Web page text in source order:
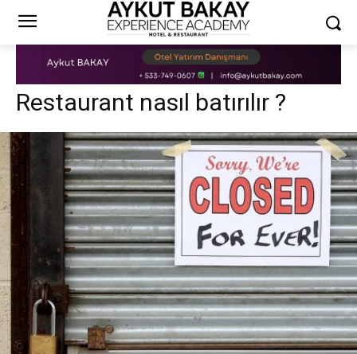
Restaurant nasıl batırılır ?